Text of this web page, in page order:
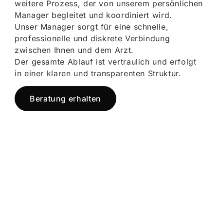
weitere Prozess, der von unserem persönlichen
Manager begleitet und koordiniert wird.
Unser Manager sorgt für eine schnelle,
professionelle und diskrete Verbindung
zwischen Ihnen und dem Arzt.
Der gesamte Ablauf ist vertraulich und erfolgt
in einer klaren und transparenten Struktur.
Beratung erhalten